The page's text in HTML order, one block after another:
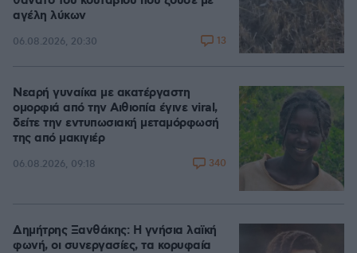
αγέλη λύκων
06.08.2026, 20:30 13
Νεαρή γυναίκα με ακατέργαστη
ομορφιά από την Αιθιοπία έγινε viral,
δείτε την εντυπωσιακή μεταμόρφωσή
της από μακιγιέρ
06.08.2026, 09:18 340
Δημήτρης Ξανθάκης: Η γνήσια λαϊκή
φωνή, οι συνεργασίες, τα κορυφαία